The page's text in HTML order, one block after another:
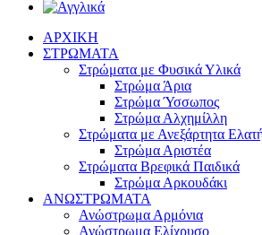
ΑΡΧΙΚΗ
ΣΤΡΩΜΑΤΑ
Στρώματα με Φυσικά Υλικά
Στρώμα Άρια
Στρώμα Ύσσωπος
Στρώμα Αλχημίλλη
Στρώματα με Ανεξάρτητα
Στρώμα Αριστέα
Στρώματα Βρεφικά Παιδικά
Στρώμα Αρκουδάκι
ΑΝΩΣΤΡΩΜΑΤΑ
Ανώστρωμα Αρμόνια
Ανώστρωμα Ελίχρυσο